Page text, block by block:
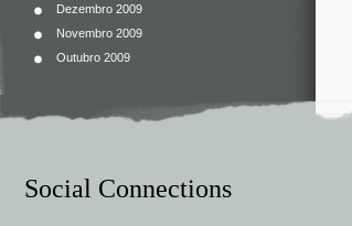
Dezembro 2009
Novembro 2009
Outubro 2009
Social Connections